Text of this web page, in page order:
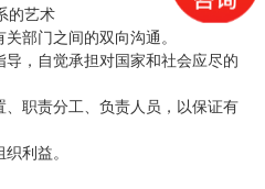
的艺术
部门之间的双向沟通。
，自觉承担对国家和社会应尽的
职责分工、负责人员，以保证有
利益。